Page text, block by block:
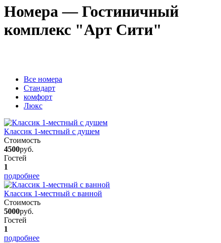
Номера — Гостиничный
комплекс "Арт Сити"
Вcе номера
Стандарт
комфорт
Люкс
Классик 1-местный с душем
Стоимость
4500руб.
Гостей
1
подробнее
Классик 1-местный с ванной
Стоимость
5000руб.
Гостей
1
подробнее